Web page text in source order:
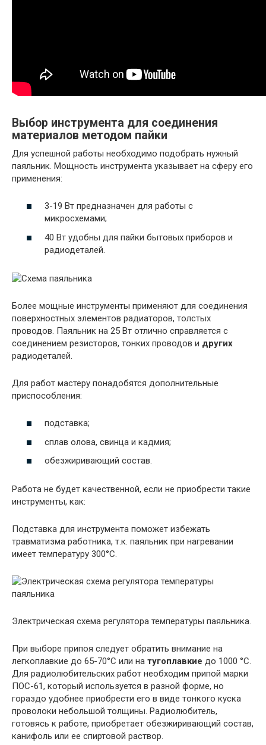
Выбор инструмента для соединения
материалов методом пайки
Для успешной работы необходимо подобрать нужный
паяльник. Мощность инструмента указывает на сферу его
применения:
3-19 Вт предназначен для работы с
микросхемами;
40 Вт удобны для пайки бытовых приборов и
радиодеталей.
Более мощные инструменты применяют для соединения
поверхностных элементов радиаторов, толстых
проводов. Паяльник на 25 Вт отлично справляется с
соединением резисторов, тонких проводов и других
радиодеталей.
Для работ мастеру понадобятся дополнительные
приспособления:
подставка;
сплав олова, свинца и кадмия;
обезжиривающий состав.
Работа не будет качественной, если не приобрести такие
инструменты, как:
Подставка для инструмента поможет избежать
травматизма работника, т.к. паяльник при нагревании
имеет температуру 300°C.
Электрическая схема регулятора температуры паяльника.
При выборе припоя следует обратить внимание на
легкоплавкие до 65-70°C или на тугоплавкие до 1000 °C.
Для радиолюбительских работ необходим припой марки
ПОС-61, который используется в разной форме, но
гораздо удобнее приобрести его в виде тонкого куска
проволоки небольшой толщины. Радиолюбитель,
готовясь к работе, приобретает обезжиривающий состав,
канифоль или ее спиртовой раствор.